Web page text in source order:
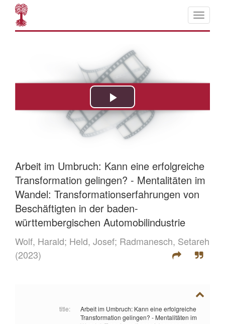
Arbeit im Umbruch: Kann eine erfolgreiche
Transformation gelingen? - Mentalitäten im
Wandel: Transformationserfahrungen von
Beschäftigten in der baden-
württembergischen Automobilindustrie
Wolf, Harald; Held, Josef; Radmanesch, Setareh
(2023)
title:
Arbeit im Umbruch: Kann eine erfolgreiche
Transformation gelingen? - Mentalitäten im